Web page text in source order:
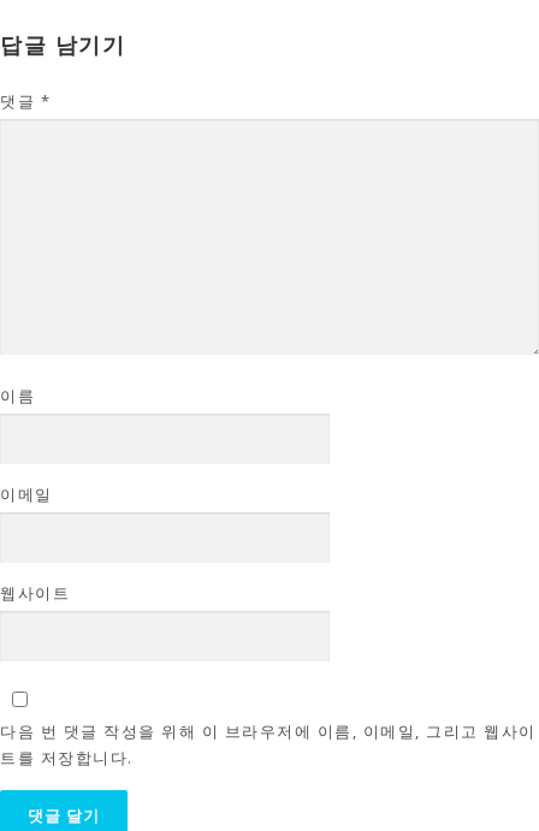
답글 남기기
댓글 *
이름
이메일
웹사이트
다음 번 댓글 작성을 위해 이 브라우저에 이름, 이메일, 그리고 웹사이
트를 저장합니다.